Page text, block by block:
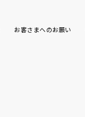
お客さまへのお願い